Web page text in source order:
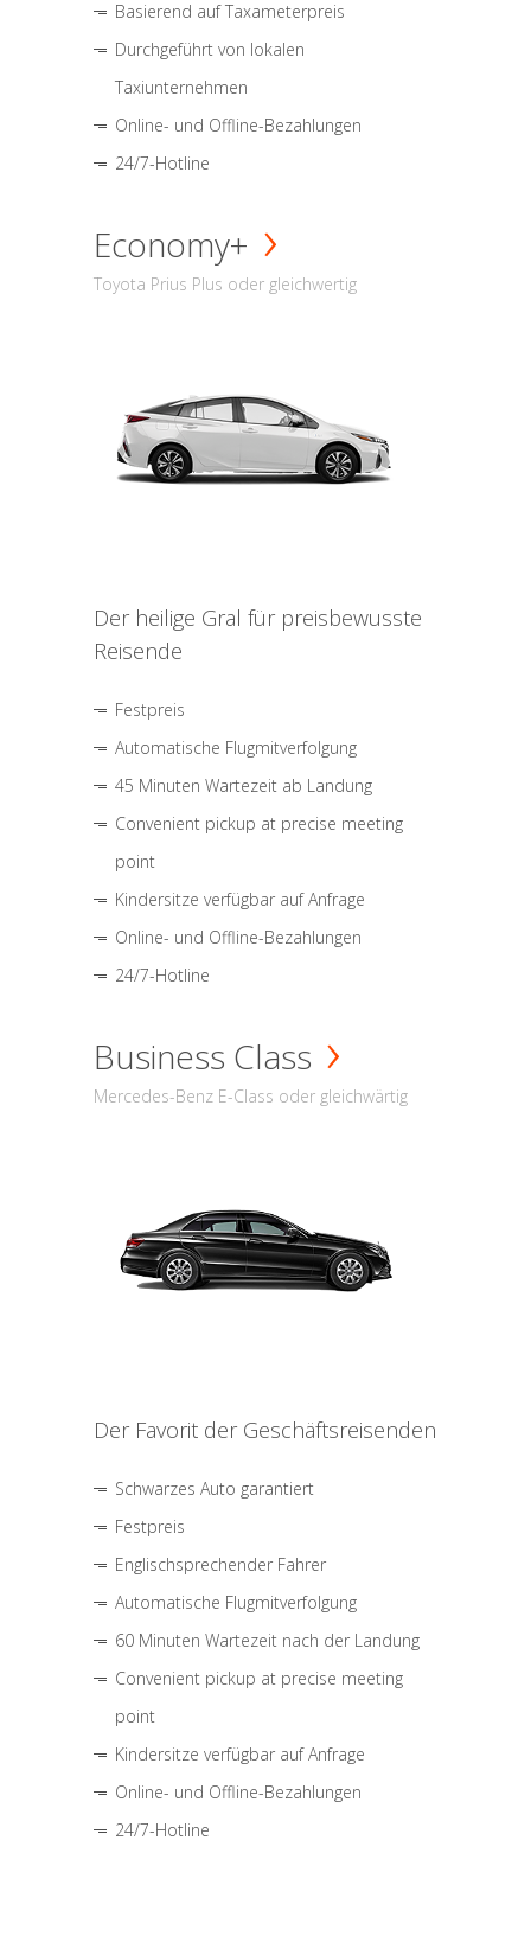
Basierend auf Taxameterpreis
Durchgeführt von lokalen
Taxiunternehmen
Online- und Offline-Bezahlungen
24/7-Hotline
Economy+
Toyota Prius Plus oder gleichwertig
Der heilige Gral für preisbewusste
Reisende
Festpreis
Automatische Flugmitverfolgung
45 Minuten Wartezeit ab Landung
Convenient pickup at precise meeting
point
Kindersitze verfügbar auf Anfrage
Online- und Offline-Bezahlungen
24/7-Hotline
Business Class
Mercedes-Benz E-Class oder gleichwärtig
Der Favorit der Geschäftsreisenden
Schwarzes Auto garantiert
Festpreis
Englischsprechender Fahrer
Automatische Flugmitverfolgung
60 Minuten Wartezeit nach der Landung
Convenient pickup at precise meeting
point
Kindersitze verfügbar auf Anfrage
Online- und Offline-Bezahlungen
24/7-Hotline